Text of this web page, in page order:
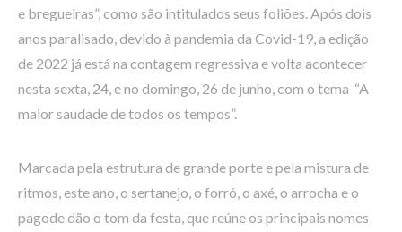
e bregueiras”, como são intitulados seus foliões. Após dois
anos paralisado, devido à pandemia da Covid-19, a edição
de 2022 já está na contagem regressiva e volta acontecer
nesta sexta, 24, e no domingo, 26 de junho, com o tema “A
maior saudade de todos os tempos”.
Marcada pela estrutura de grande porte e pela mistura de
ritmos, este ano, o sertanejo, o forró, o axé, o arrocha e o
pagode dão o tom da festa, que reúne os principais nomes